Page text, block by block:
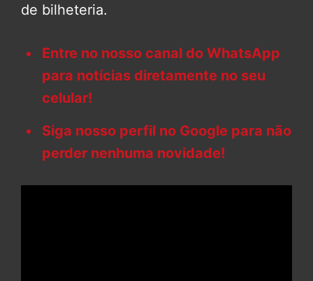
de bilheteria.
Entre no nosso canal do WhatsApp
para notícias diretamente no seu
celular!
Siga nosso perfil no Google para não
perder nenhuma novidade!